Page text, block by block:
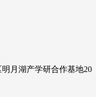
月湖产学研合作基地20